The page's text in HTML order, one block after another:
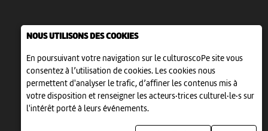
NOUS UTILISONS DES COOKIES
En poursuivant votre navigation sur le culturoscoPe site vous
consentez à l’utilisation de cookies. Les cookies nous
permettent d'analyser le trafic, d’affiner les contenus mis à
votre disposition et renseigner les acteurs·trices culturel·le·s sur
l'intérêt porté à leurs événements.